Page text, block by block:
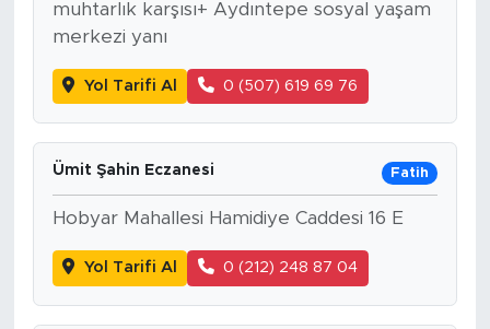
muhtarlık karşısı+ Aydıntepe sosyal yaşam
merkezi yanı
Yol Tarifi Al 0 (507) 619 69 76
Ümit Şahin Eczanesi Fatih
Hobyar Mahallesi Hamidiye Caddesi 16 E
Yol Tarifi Al 0 (212) 248 87 04